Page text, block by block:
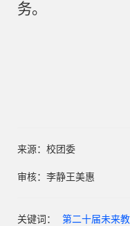
务。
来源：校团委
审核：李静王美惠
关键词： 第二十届未来